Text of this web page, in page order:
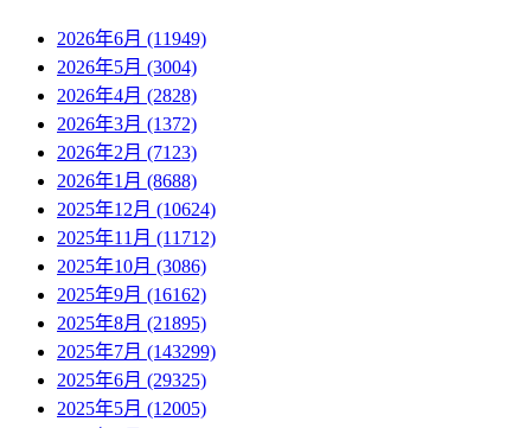
2026年6月 (11949)
2026年5月 (3004)
2026年4月 (2828)
2026年3月 (1372)
2026年2月 (7123)
2026年1月 (8688)
2025年12月 (10624)
2025年11月 (11712)
2025年10月 (3086)
2025年9月 (16162)
2025年8月 (21895)
2025年7月 (143299)
2025年6月 (29325)
2025年5月 (12005)